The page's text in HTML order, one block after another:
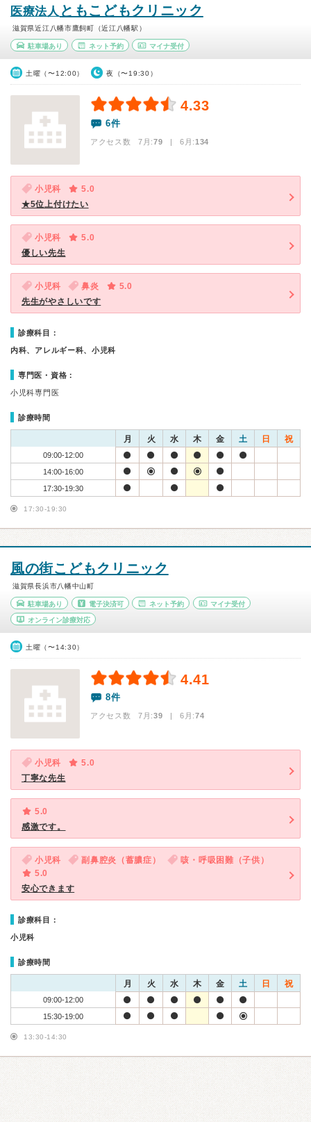
医療法人 ともこどもクリニック
滋賀県近江八幡市鷹飼町（近江八幡駅）
駐車場あり ネット予約 マイナ受付
土曜（〜12:00） 夜（〜19:30）
4.33
6件
アクセス数 7月:79 | 6月:134
小児科
5.0
★5位上付けたい
小児科
5.0
優しい先生
小児科 鼻炎
5.0
先生がやさしいです
診療科目：
内科、アレルギー科、小児科
専門医・資格：
小児科専門医
診療時間
月 火 水 木 金 土 日 祝
09:00-12:00
14:00-16:00
17:30-19:30
17:30-19:30
風の街こどもクリニック
滋賀県長浜市八幡中山町
駐車場あり 電子決済可 ネット予約 マイナ受付
オンライン診療対応
土曜（〜14:30）
4.41
8件
アクセス数 7月:39 | 6月:74
小児科
5.0
丁寧な先生
5.0
感激です。
小児科 副鼻腔炎（蓄膿症）
咳・呼吸困難（子供）
5.0
安心できます
診療科目：
小児科
診療時間
月 火 水 木 金 土 日 祝
09:00-12:00
15:30-19:00
13:30-14:30